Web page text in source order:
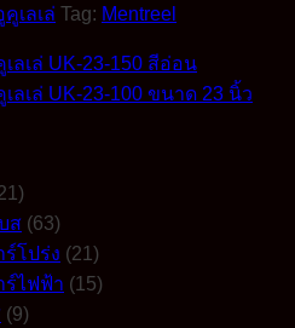
คูเลเล่ Tag: Mentreel
ส (63)
ร์โปร่ง (21)
ร์ไฟฟ้า (15)
(9)